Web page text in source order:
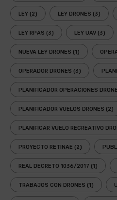
LEY (2) LEY DRONES (3)
LEY RPAS (3) LEY UAV (3)
NUEVA LEY DRONES (1)
OPERADOR DRONES (3)
PLANIFICADOR OPERACIONES
PLANIFICADOR VUELOS DRONES (2)
PLANIFICAR VUELO RECREATIVO
PROYECTO RETINAE (2)
REAL DECRETO 1036/2017 (1)
TRABAJOS CON DRONES (1)